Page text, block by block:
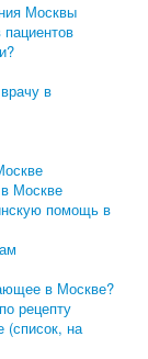
Москвы
в
Москве
помощь в
в Москве?
рецепту
(список, на